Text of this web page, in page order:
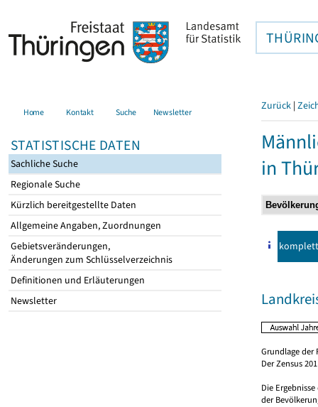
Home Kontakt Suche Newsletter
STATISTISCHE DATEN
Sachliche Suche
Regionale Suche
Kürzlich bereitgestellte Daten
Allgemeine Angaben, Zuordnungen
Gebietsveränderungen,
Änderungen zum Schlüsselverzeichnis
Definitionen und Erläuterungen
Newsletter
Zurück |
in
komplett
Grundlage der
Der Zensus
Die
der